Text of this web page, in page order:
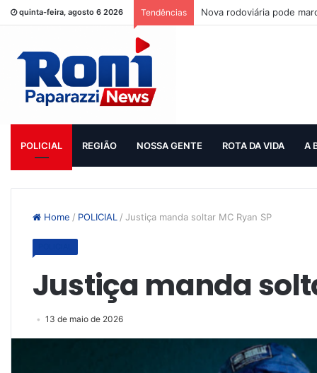
quinta-feira, agosto 6 2026 Tendências Nova rodoviária pode
POLICIAL REGIÃO NOSSA GENTE ROTA DA VIDA A
Home / POLICIAL / Justiça manda soltar MC Ryan SP
Justiça manda
13 de maio de 2026